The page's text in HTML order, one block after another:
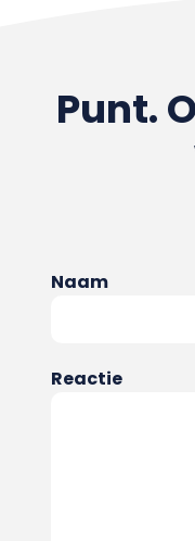
Punt.
Naam
Reactie